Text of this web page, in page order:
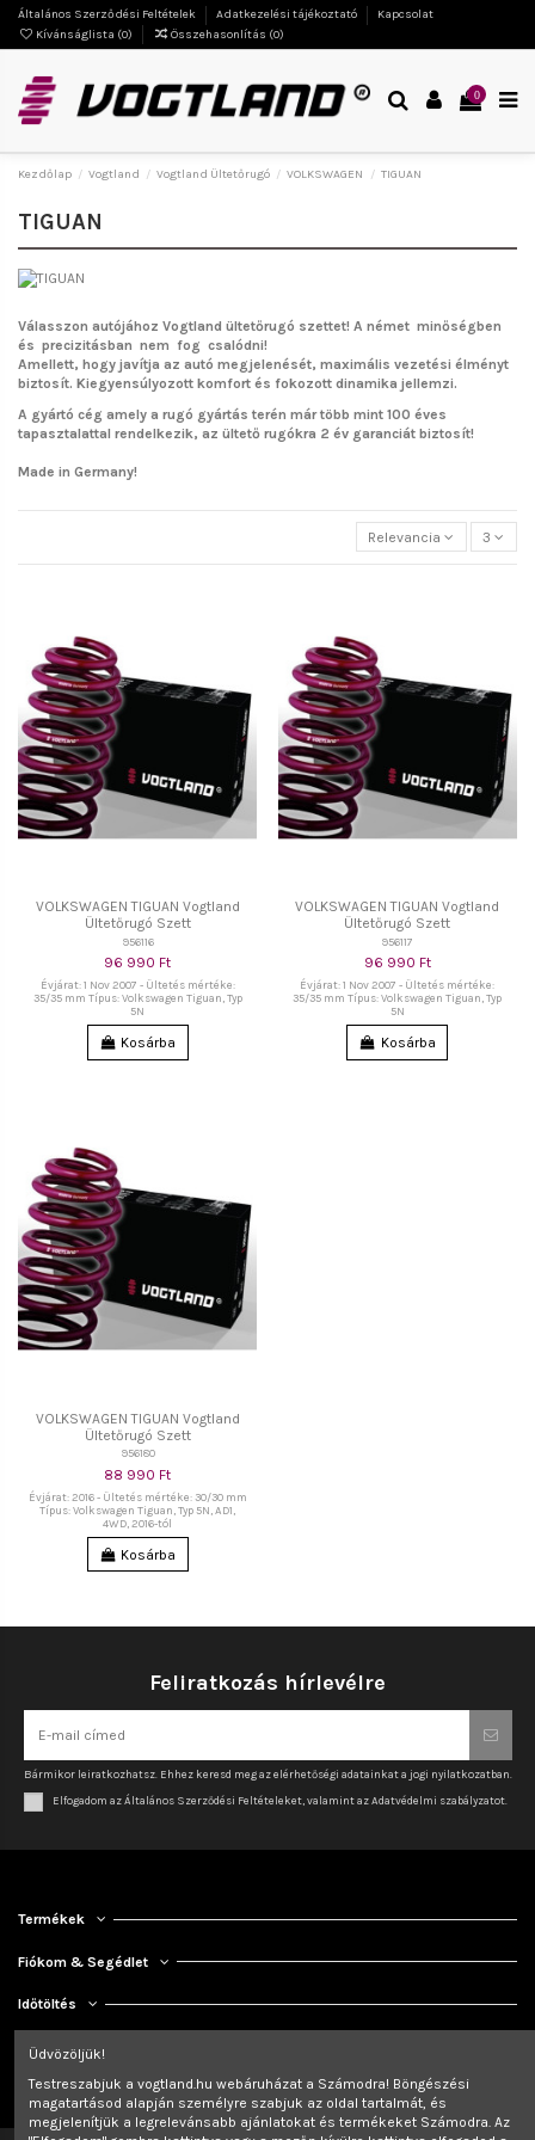
Általános Szerződési Feltételek Adatkezelési tájékoztató
Kapcsolat
Kívánságlista (0) Összehasonlítás (0)
0
Kezdőlap Vogtland Vogtland Ültetőrugó VOLKSWAGEN TIGUAN
TIGUAN
Válasszon autójához Vogtland ültetőrugó szettet! A német minőségben
és precizitásban nem fog csalódni!
Amellett, hogy javítja az autó megjelenését, maximális vezetési élményt
biztosít. Kiegyensúlyozott komfort és fokozott dinamika jellemzi.
A gyártó cég amely a rugó gyártás terén már több mint 100 éves
tapasztalattal rendelkezik, az ültető rugókra 2 év garanciát biztosít!
Made in Germany!
Relevancia 3
VOLKSWAGEN TIGUAN Vogtland
Ültetőrugó Szett
956116
96 990 Ft
Évjárat: 1 Nov 2007 - Ültetés mértéke:
35/35 mm Típus: Volkswagen Tiguan, Typ
5N
Kosárba
VOLKSWAGEN TIGUAN Vogtland
Ültetőrugó Szett
956117
96 990 Ft
Évjárat: 1 Nov 2007 - Ültetés mértéke:
35/35 mm Típus: Volkswagen Tiguan, Typ
5N
Kosárba
VOLKSWAGEN TIGUAN Vogtland
Ültetőrugó Szett
956180
88 990 Ft
Évjárat: 2016 - Ültetés mértéke: 30/30 mm
Típus: Volkswagen Tiguan, Typ 5N, AD1,
4WD, 2016-tól
Kosárba
Feliratkozás hírlevélre
Bármikor leiratkozhatsz. Ehhez keresd meg az elérhetőségi adatainkat a jogi nyilatkozatban.
Elfogadom az Általános Szerződési Feltételeket, valamint az Adatvédelmi szabályzatot.
Termékek
Fiókom & Segédlet
Időtöltés
Kapcsolat
Üdvözöljük!
Testreszabjuk a vogtland.hu webáruházat a Számodra! Böngészési
magatartásod alapján személyre szabjuk az oldal tartalmát, és
megjelenítjük a legrelevánsabb ajánlatokat és termékeket Számodra. Az